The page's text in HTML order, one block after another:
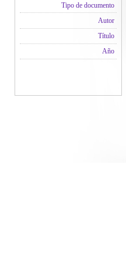
Tipo de documento
Autor
Título
Año